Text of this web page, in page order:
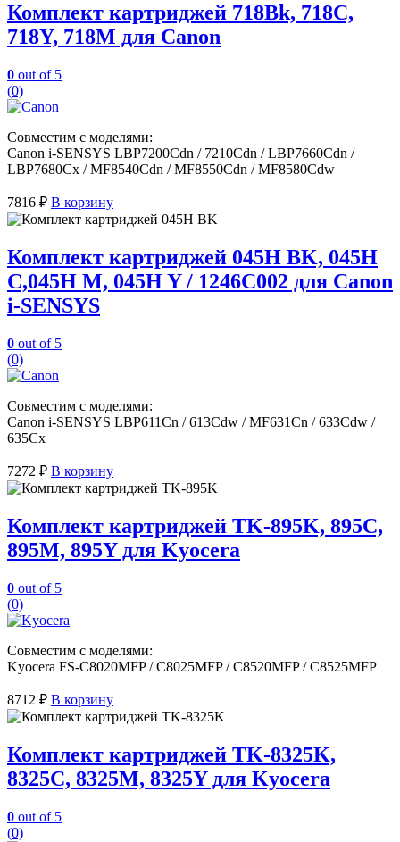
Комплект картриджей 718Bk, 718C,
718Y, 718M для Canon
0 out of 5
(0)
Совместим с моделями:
Canon i-SENSYS LBP7200Cdn / 7210Cdn / LBP7660Cdn /
LBP7680Cx / MF8540Cdn / MF8550Cdn / MF8580Cdw
7816 ₽ В корзину
Комплект картриджей 045H BK, 045H
C,045H M, 045H Y / 1246C002 для Canon
i-SENSYS
0 out of 5
(0)
Совместим с моделями:
Canon i-SENSYS LBP611Cn / 613Cdw / MF631Cn / 633Cdw /
635Cx
7272 ₽ В корзину
Комплект картриджей TK-895K, 895C,
895M, 895Y для Kyocera
0 out of 5
(0)
Совместим с моделями:
Kyocera FS-C8020MFP / C8025MFP / C8520MFP / C8525MFP
8712 ₽ В корзину
Комплект картриджей TK-8325K,
8325C, 8325M, 8325Y для Kyocera
0 out of 5
(0)